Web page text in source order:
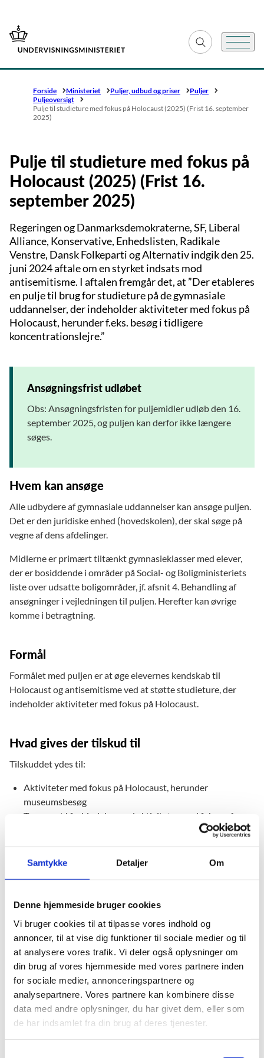
Samtykke Detaljer Om
Denne hjemmeside bruger cookies
Vi bruger cookies til at tilpasse vores indhold og
annoncer, til at vise dig funktioner til sociale medier og til
at analysere vores trafik. Vi deler også oplysninger om
din brug af vores hjemmeside med vores partnere inden
for sociale medier, annonceringspartnere og
analysepartnere. Vores partnere kan kombinere disse
data med andre oplysninger, du har givet dem, eller som
de har indsamlet fra din brug af deres tjenester.
Gå til forsiden Fold søgefelt ud
Menu
Forside Ministeriet Puljer, udbud og priser
Puljer
Puljeoversigt
Pulje til studieture med fokus på Holocaust (2025) (Frist 16. september
2025)
Pulje til studieture med fokus på
Holocaust (2025) (Frist 16.
september 2025)
Regeringen og Danmarksdemokraterne, SF, Liberal
Alliance, Konservative, Enhedslisten, Radikale
Venstre, Dansk Folkeparti og Alternativ indgik den 25.
juni 2024 aftale om en styrket indsats mod
antisemitisme. I aftalen fremgår det, at ”Der etableres
en pulje til brug for studieture på de gymnasiale
uddannelser, der indeholder aktiviteter med fokus på
Holocaust, herunder f.eks. besøg i tidligere
koncentrationslejre.”
Ansøgningsfrist udløbet
Obs: Ansøgningsfristen for puljemidler udløb den 16.
september 2025, og puljen kan derfor ikke længere
søges.
Hvem kan ansøge
Alle udbydere af gymnasiale uddannelser kan ansøge puljen.
Det er den juridiske enhed (hovedskolen), der skal søge på
vegne af dens afdelinger.
Midlerne er primært tiltænkt gymnasieklasser med elever,
der er bosiddende i områder på Social- og Boligministeriets
liste over udsatte boligområder, jf. afsnit 4. Behandling af
ansøgninger i vejledningen til puljen. Herefter kan øvrige
komme i betragtning.
Formål
Formålet med puljen er at øge elevernes kendskab til
Holocaust og antisemitisme ved at støtte studieture, der
indeholder aktiviteter med fokus på Holocaust.
Hvad gives der tilskud til
Tilskuddet ydes til:
Aktiviteter med fokus på Holocaust, herunder
museumsbesøg
Transport i forbindelse med aktiviteter med fokus på
studieturen
Læs ”Vejledning om pulje til studieture med fokus på
Holocaust (2025)” for information om
ansøgningsproceduren, krav og vilkår for ansøgning og
tilskud. Vejledningen findes under "Ansøgningsmateriale",
hvor de skabeloner og skemaer, som skal anvendes, også kan
findes.
Midler til fordeling